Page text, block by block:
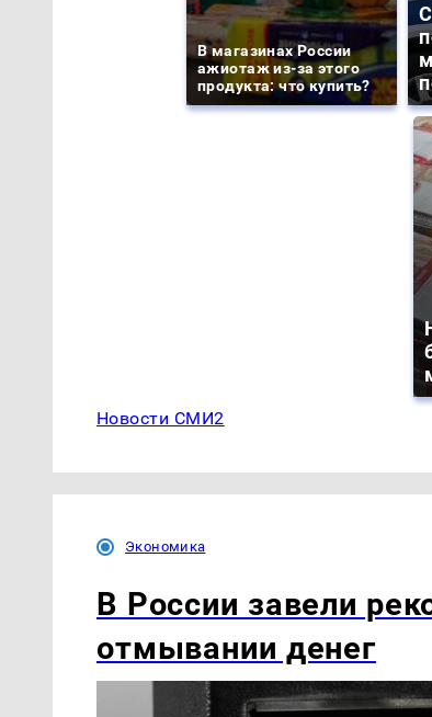
В магазинах России
ажиотаж из-за этого
продукта: что купить?
Новости СМИ2
Экономика
В России завели
отмывании денег